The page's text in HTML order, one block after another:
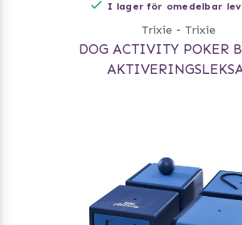
I lager för omedelbar
Trixie - Trixie
DOG ACTIVITY POKER